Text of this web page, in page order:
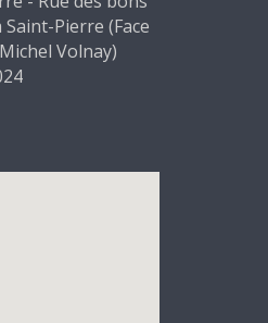
Pierre (Face
Volnay)